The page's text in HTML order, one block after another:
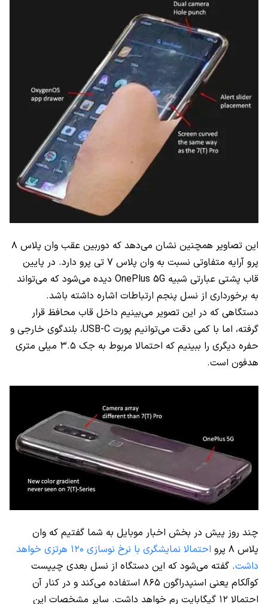
این تصاویر همچنین نشان می‌دهد که دوربین عقب وان پلاس ۸
پرو آرایه متفاوتی نسبت به وان پلاس ۷ تی پرو دارد. در پایین
قاب پشتی عبارتی شبیه OnePlus 5G دیده می‌شود که می‌تواند
به برخورداری از نسل پنجم ارتباطات اشاره داشته باشد.
دستگاهی که در این تصویر می‌بینیم داخل قاب محافظ قرار
گرفته، اما با کمی دقت می‌توانیم پورت USB-C، بلندگوی خارجی و
حفره دیگری را ببینیم که احتمالا مربوط به جک ۳.۵ میلی متری
هدفون است.
چند روز پیش در بخش اخبار موبایل به شما گفتیم که وان
پلاس ۸ پرو
احتمالا نمایشگری با نرخ نوسازی ۱۲۰ هرتزی خواهد
داشت. گفته می‌شود که این دستگاه از نسل بعدی چیپست
کوآلکام یعنی اسنپدراگون ۸۶۵ استفاده می‌کند و در کنار آن
احتمالا ۱۲ گیگابایت رم خواهد داشت. سایر مشخصات این